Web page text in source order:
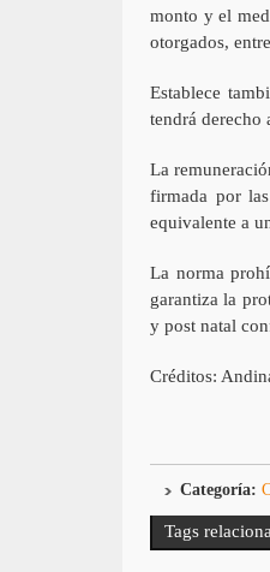
monto y el
otorgados,
Establece
tendrá derecho
La
firmada por
equivalente a
La norma
garantiza la
y post natal
Créditos:
Categoría:
Tags